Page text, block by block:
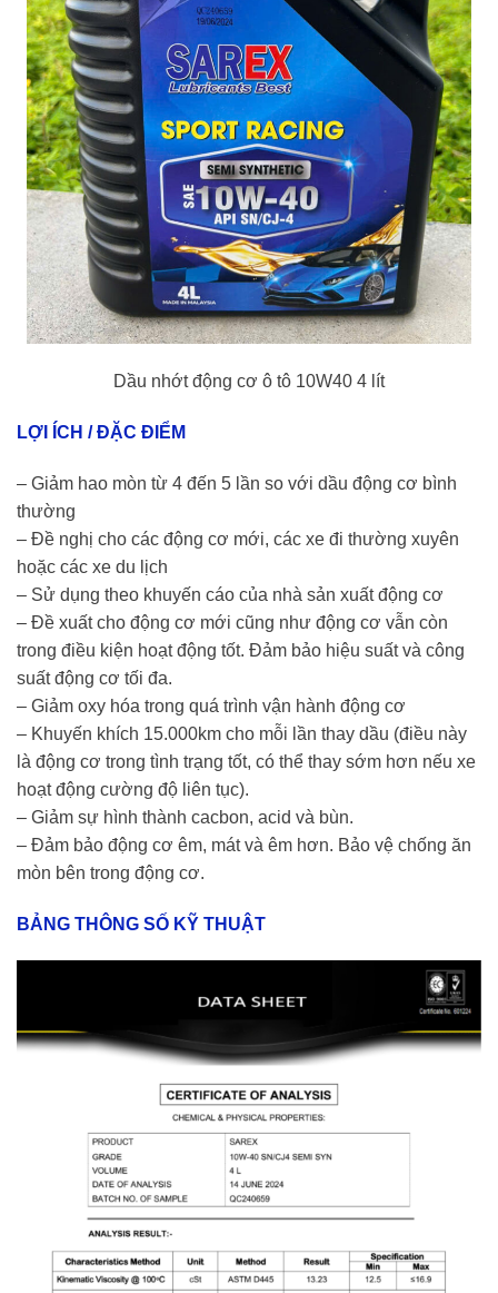
Dầu nhớt động cơ ô tô 10W40 4 lít
LỢI ÍCH / ĐẶC ĐIỂM
– Giảm hao mòn từ 4 đến 5 lần so với dầu động cơ bình
thường
– Đề nghị cho các động cơ mới, các xe đi thường xuyên
hoặc các xe du lịch
– Sử dụng theo khuyến cáo của nhà sản xuất động cơ
– Đề xuất cho động cơ mới cũng như động cơ vẫn còn
trong điều kiện hoạt động tốt. Đảm bảo hiệu suất và công
suất động cơ tối đa.
– Giảm oxy hóa trong quá trình vận hành động cơ
– Khuyến khích 15.000km cho mỗi lần thay dầu (điều này
là động cơ trong tình trạng tốt, có thể thay sớm hơn nếu xe
hoạt động cường độ liên tục).
– Giảm sự hình thành cacbon, acid và bùn.
– Đảm bảo động cơ êm, mát và êm hơn. Bảo vệ chống ăn
mòn bên trong động cơ.
BẢNG THÔNG SỐ KỸ THUẬT